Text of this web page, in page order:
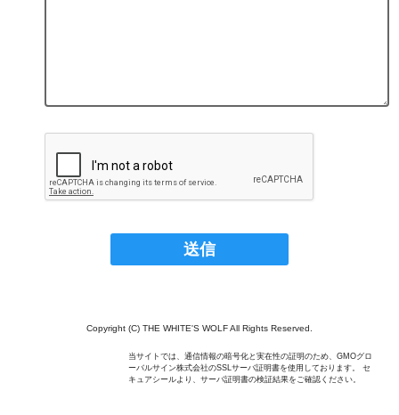
Copyright (C) THE WHITE'S WOLF All Rights Reserved.
当サイトでは、通信情報の暗号化と実在性の証明のため、GMOグロ
ーバルサイン株式会社のSSLサーバ証明書を使用しております。 セ
キュアシールより、サーバ証明書の検証結果をご確認ください。